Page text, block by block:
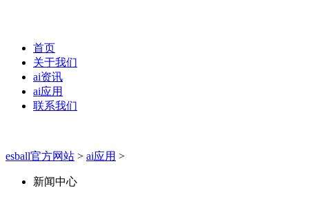
首页
关于我们
ai资讯
ai应用
联系我们
esball官方网站 > ai应用 >
新闻中心